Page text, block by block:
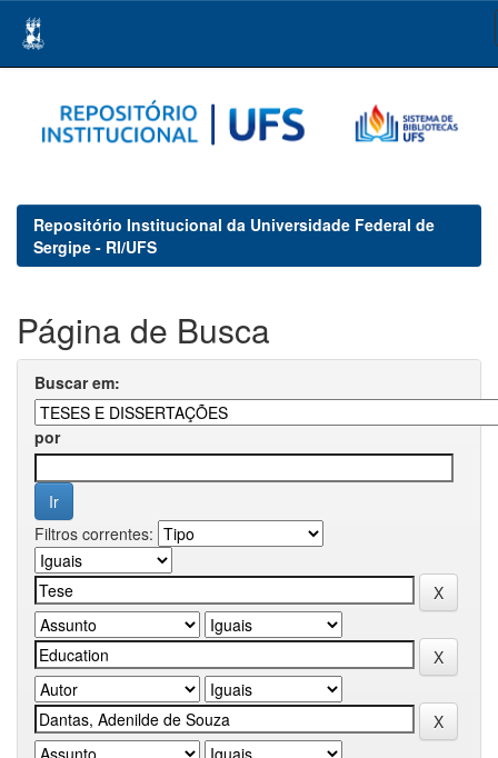
navigation
Repositório Institucional da Universidade Federal de
Sergipe - RI/UFS
Página de Busca
Buscar em:
por
Filtros correntes: